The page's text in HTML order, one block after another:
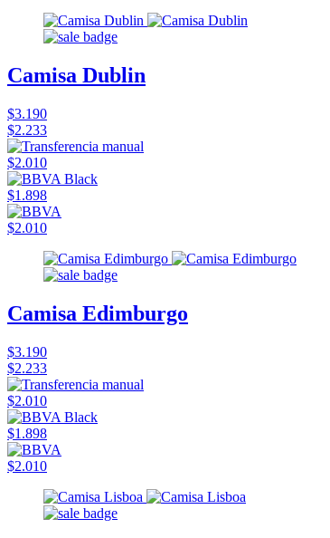
Camisa Dublin
$3.190
$2.233
$2.010
$1.898
$2.010
Camisa Edimburgo
$3.190
$2.233
$2.010
$1.898
$2.010